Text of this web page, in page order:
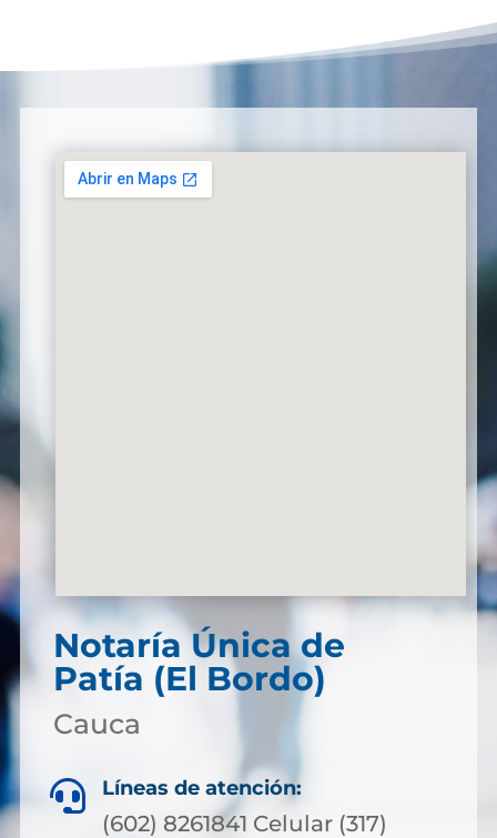
Notaría Única de
Patía (El Bordo)
Cauca
 Líneas de atención:
(602) 8261841 Celular (317)